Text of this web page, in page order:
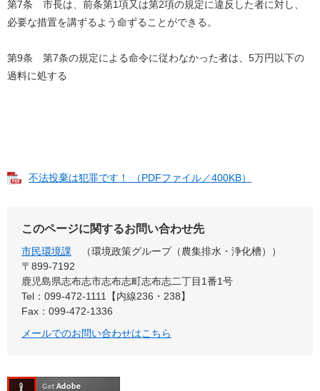
第7条 市長は、前条第1項又は第2項の規定に違反した者に対し、
必要な措置を講ずるよう命ずることができる。
第9条 第7条の規定による命令に従わなかった者は、5万円以下の
過料に処する
不法投棄は犯罪です！ （PDFファイル／400KB）
このページに関するお問い合わせ先
市民環境課
環境政策グループ（農集排水・浄化槽）
〒899‐7192
鹿児島県志布志市志布志町志布志二丁目1番1号
Tel：099-472-1111【内線236・238】
Fax：099-472-1336
メールでのお問い合わせはこちら